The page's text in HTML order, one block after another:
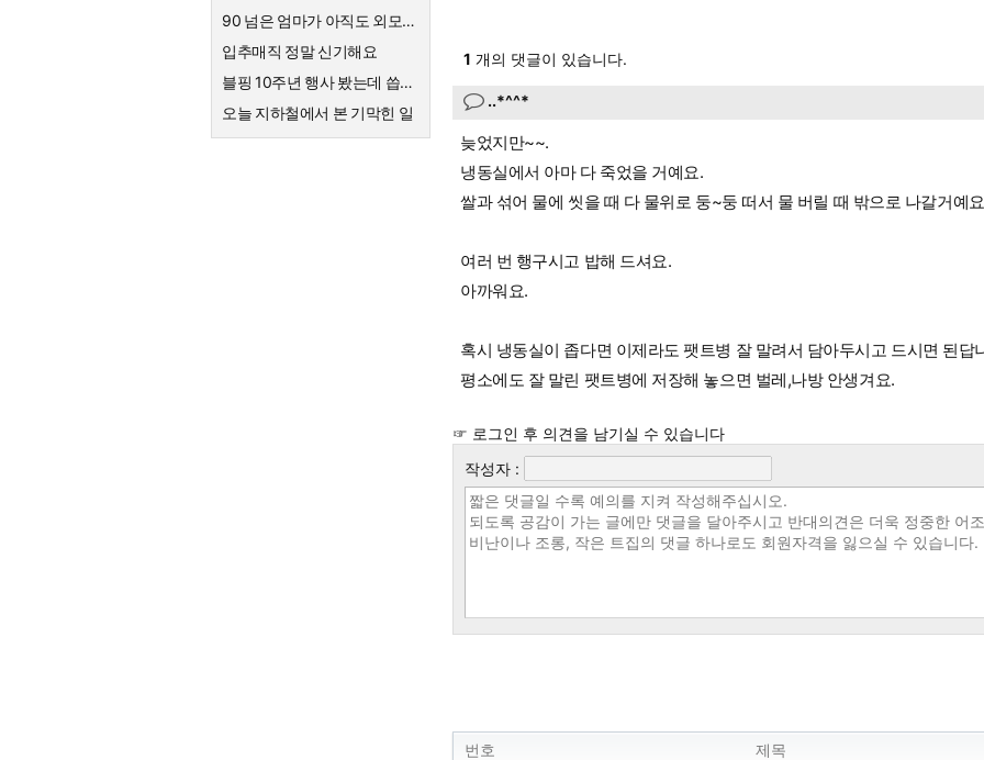
90 넘은 엄마가 아직도 외모에 관심이 많아요
입추매직 정말 신기해요
블핑 10주년 행사 봤는데 씁쓸하네요
오늘 지하철에서 본 기막힌 일
1 개의 댓글이 있습니다.
..*^^*
늦었지만~~.
냉동실에서 아마 다 죽었을 거예요.
쌀과 섞어 물에 씻을 때 다 물위로 둥~둥 떠서 물 버릴 때 밖으로 나갈거예
여러 번 행구시고 밥해 드셔요.
아까워요.
혹시 냉동실이 좁다면 이제라도 팻트병 잘 말려서 담아두시고 드시면 된답
평소에도 잘 말린 팻트병에 저장해 놓으면 벌레,나방 안생겨요.
☞ 로그인 후 의견을 남기실 수 있습니다
작성자 :
번호 제목